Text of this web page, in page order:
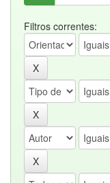
Filtros correntes: